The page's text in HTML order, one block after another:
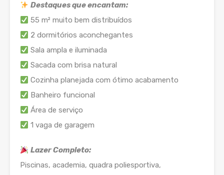
Destaques que encantam:
55 m² muito bem distribuídos
2 dormitórios aconchegantes
Sala ampla e iluminada
Sacada com brisa natural
Cozinha planejada com ótimo acabamento
Banheiro funcional
Área de serviço
1 vaga de garagem
Lazer Completo:
Piscinas, academia, quadra poliesportiva,